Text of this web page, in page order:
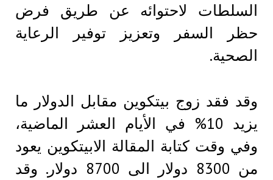
السلطات لاحتوائه عن طريق فرض
حظر السفر وتعزيز توفير الرعاية
الصحية.
وقد فقد زوج بيتكوين مقابل الدولار ما
يزيد 10% في الأيام العشر الماضية،
وفي وقت كتابة المقالة الابيتكوين يعود
من 8300 دولار الى 8700 دولار. وقد